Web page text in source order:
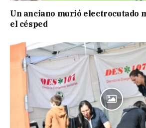
Un anciano murió electrocutado
el césped